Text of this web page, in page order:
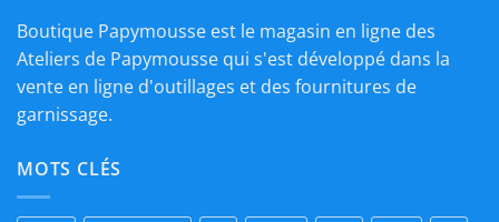
Boutique Papymousse est le magasin en ligne des
Ateliers de Papymousse qui s'est développé dans la
vente en ligne d'outillages et des fournitures de
garnissage.
MOTS CLÉS